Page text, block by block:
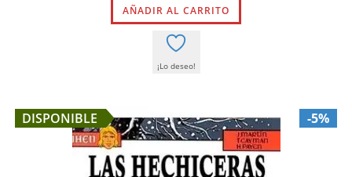
era:
15,50 €.
es:
14,73 €.
AÑADIR AL CARRITO
¡Lo deseo!
DISPONIBLE -5%